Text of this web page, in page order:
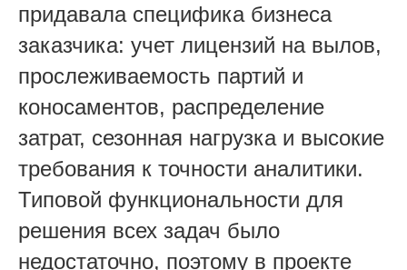
придавала специфика бизнеса
заказчика: учет лицензий на вылов,
прослеживаемость партий и
коносаментов, распределение
затрат, сезонная нагрузка и высокие
требования к точности аналитики.
Типовой функциональности для
решения всех задач было
недостаточно, поэтому в проекте